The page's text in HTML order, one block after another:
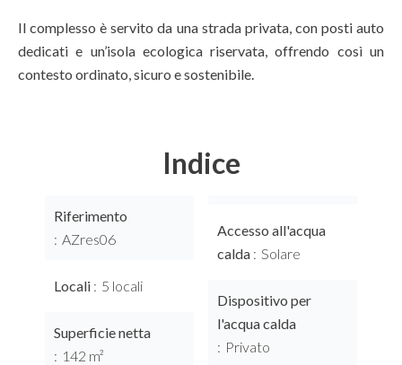
Il complesso è servito da una strada privata, con posti auto
dedicati e un’isola ecologica riservata, offrendo così un
contesto ordinato, sicuro e sostenibile.
Indice
Riferimento
AZres06
Locali 5 locali
Superficie netta
142 m²
Accesso all'acqua
calda
Solare
Dispositivo per
l'acqua calda
Privato